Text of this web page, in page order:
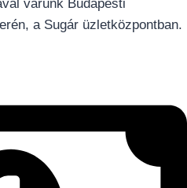
várunk Budapesti
a Sugár üzletközpontban.